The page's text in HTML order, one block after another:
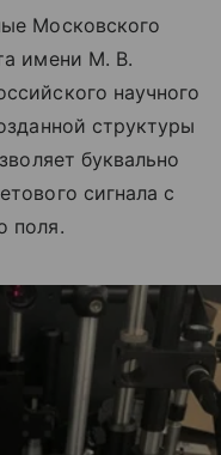
Московского
имени М. В.
научного
структуры
буквально
сигнала с
поля.